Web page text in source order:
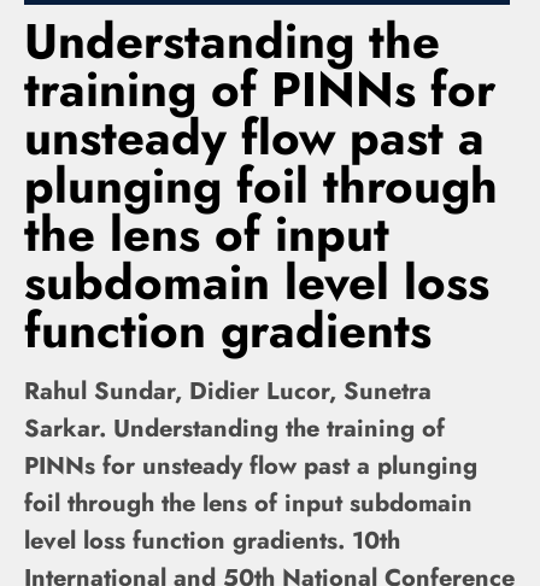
Understanding the
training of PINNs for
unsteady flow past a
plunging foil through
the lens of input
subdomain level loss
function gradients
Rahul Sundar, Didier Lucor, Sunetra
Sarkar. Understanding the training of
PINNs for unsteady flow past a plunging
foil through the lens of input subdomain
level loss function gradients. 10th
International and 50th National Conference